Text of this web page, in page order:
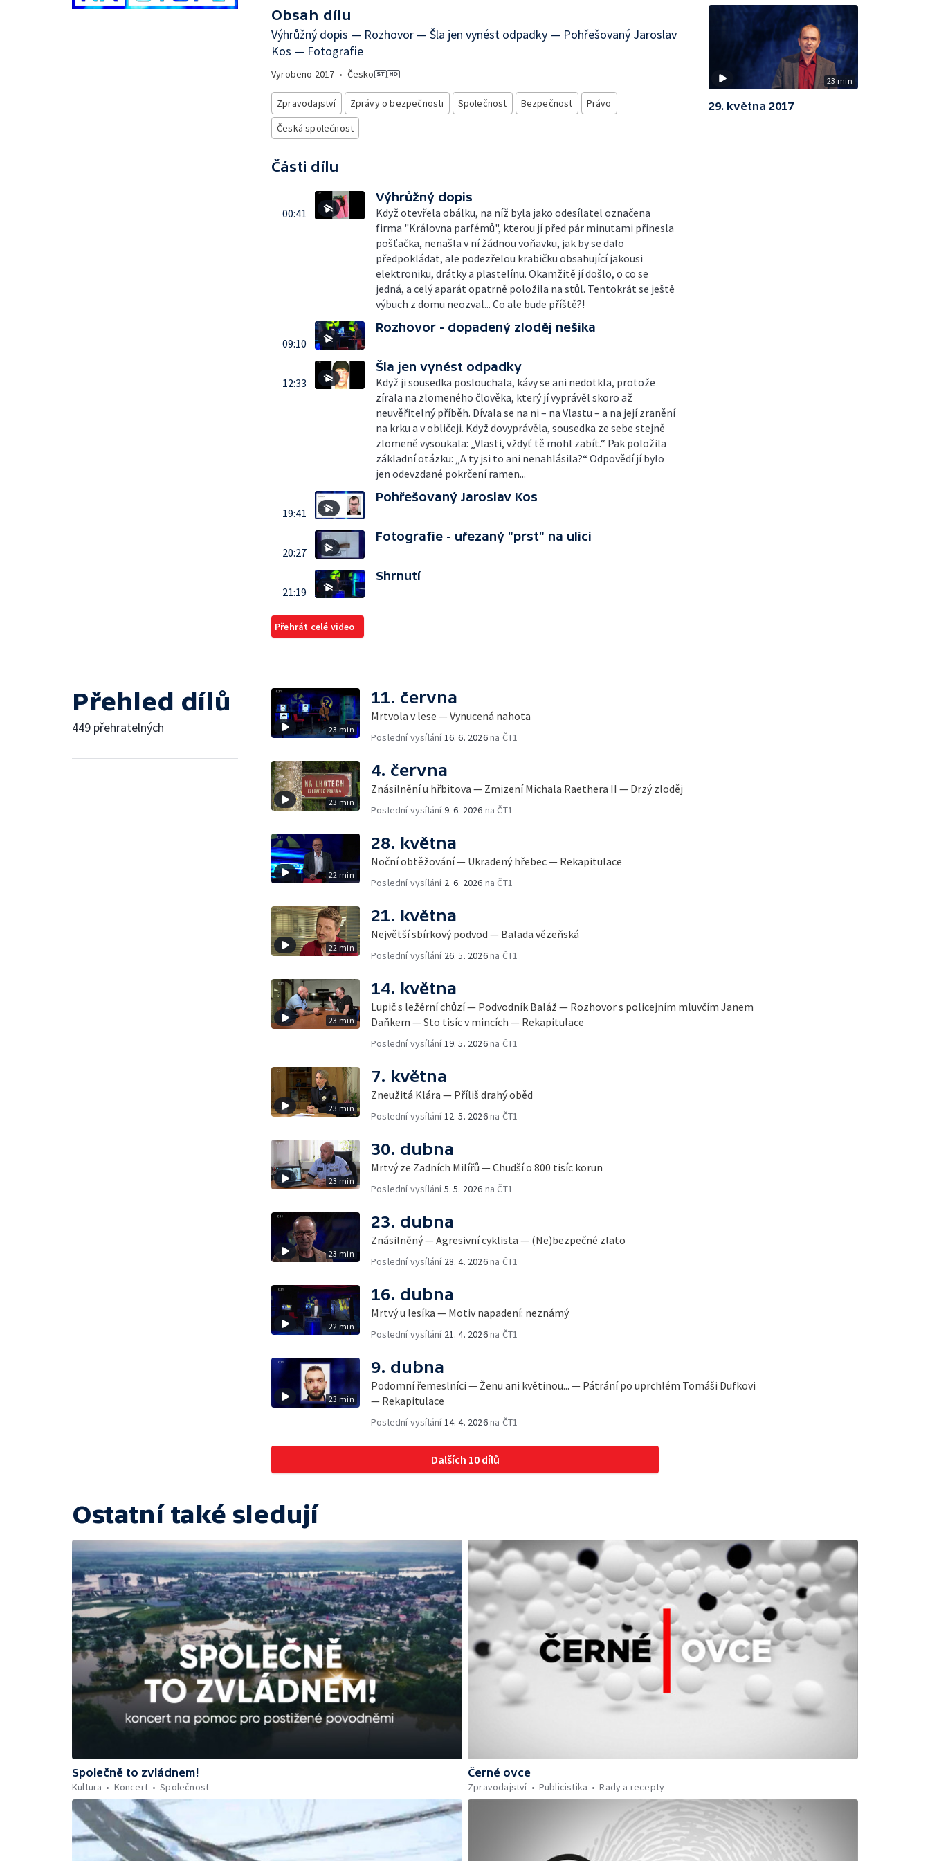
Obsah dílu
Výhrůžný dopis — Rozhovor — Šla jen vynést odpadky — Pohřešovaný Jaroslav
Kos — Fotografie
Vyrobeno 2017 • Česko
Zpravodajství Zprávy o bezpečnosti Společnost Bezpečnost
Právo
Česká společnost
Části dílu
00:41
Výhrůžný dopis
Když otevřela obálku, na níž byla jako odesílatel označena
firma "Královna parfémů", kterou jí před pár minutami přinesla
pošťačka, nenašla v ní žádnou voňavku, jak by se dalo
předpokládat, ale podezřelou krabičku obsahující jakousi
elektroniku, drátky a plastelínu. Okamžitě jí došlo, o co se
jedná, a celý aparát opatrně položila na stůl. Tentokrát se ještě
výbuch z domu neozval... Co ale bude příště?!
09:10
Rozhovor - dopadený zloděj nešika
12:33
Šla jen vynést odpadky
Když ji sousedka poslouchala, kávy se ani nedotkla, protože
zírala na zlomeného člověka, který jí vyprávěl skoro až
neuvěřitelný příběh. Dívala se na ni – na Vlastu – a na její zranění
na krku a v obličeji. Když dovyprávěla, sousedka ze sebe stejně
zlomeně vysoukala: „Vlasti, vždyť tě mohl zabít.“ Pak položila
základní otázku: „A ty jsi to ani nenahlásila?“ Odpovědí jí bylo
jen odevzdané pokrčení ramen...
19:41
Pohřešovaný Jaroslav Kos
20:27
Fotografie - uřezaný "prst" na ulici
21:19
Shrnutí
Přehrát celé video
23 min
29. května 2017
Přehled dílů
449 přehratelných 23 min
11. června
Mrtvola v lese — Vynucená nahota
Poslední vysílání16. 6. 2026na ČT1
23 min
4. června
Znásilnění u hřbitova — Zmizení Michala Raethera II — Drzý zloděj
Poslední vysílání9. 6. 2026 na ČT1
22 min
28. května
Noční obtěžování — Ukradený hřebec — Rekapitulace
Poslední vysílání 2. 6. 2026 na ČT1
22 min
21. května
Největší sbírkový podvod — Balada vězeňská
Poslední vysílání 26. 5. 2026na ČT1
23 min
14. května
Lupič s ležérní chůzí — Podvodník Baláž — Rozhovor s policejním mluvčím Janem
Daňkem — Sto tisíc v mincích — Rekapitulace
Poslední vysílání19. 5. 2026na ČT1
23 min
7. května
Zneužitá Klára — Příliš drahý oběd
Poslední vysílání12. 5. 2026na ČT1
23 min
30. dubna
Mrtvý ze Zadních Milířů — Chudší o 800 tisíc korun
Poslední vysílání5. 5. 2026 na ČT1
23 min
23. dubna
Znásilněný — Agresivní cyklista — (Ne)bezpečné zlato
Poslední vysílání 28. 4. 2026na ČT1
22 min
16. dubna
Mrtvý u lesíka — Motiv napadení: neznámý
Poslední vysílání 21. 4. 2026na ČT1
23 min
9. dubna
Podomní řemeslníci — Ženu ani květinou... — Pátrání po uprchlém Tomáši Dufkovi
— Rekapitulace
Poslední vysílání14. 4. 2026na ČT1
Dalších 10 dílů
Ostatní také sledují
Společně to zvládnem!
Kultura
Koncert Společnost
Černé ovce
Zpravodajství
Publicistika Rady a recepty